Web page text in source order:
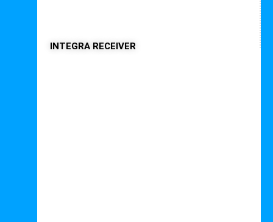
INTEGRA RECEIVER